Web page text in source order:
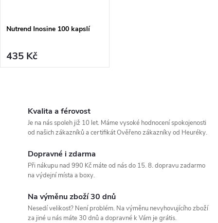
Nutrend Inosine 100 kapslí
435 Kč
Kvalita a férovost
Je na nás spoleh již 10 let. Máme vysoké hodnocení spokojenosti
od našich zákazníků a certifikát Ověřeno zákazníky od Heuréky.
Dopravné i zdarma
Při nákupu nad 990 Kč máte od nás do 15. 8. dopravu zadarmo
na výdejní místa a boxy.
Na výměnu zboží 30 dnů
Nesedí velikost? Není problém. Na výměnu nevyhovujícího zboží
za jiné u nás máte 30 dnů a dopravné k Vám je grátis.